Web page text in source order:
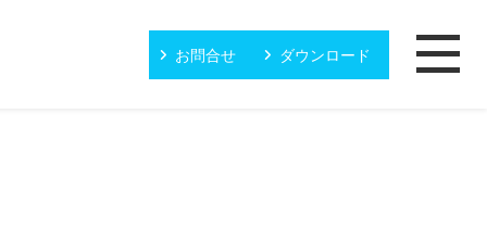
お問合せ ダウンロード